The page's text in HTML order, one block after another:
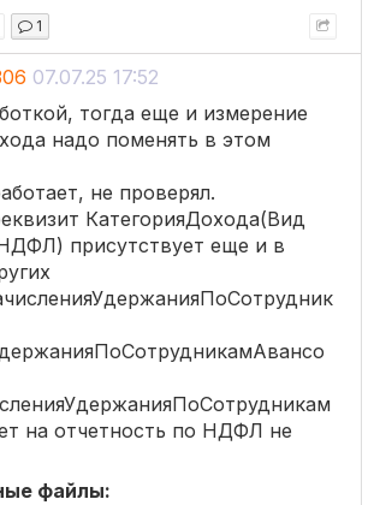
1
07.07.25 17:52
тогда еще и измерение
надо поменять в этом
не проверял.
КатегорияДохода(Вид
присутствует еще и в
на отчетность по НДФЛ не
файлы: